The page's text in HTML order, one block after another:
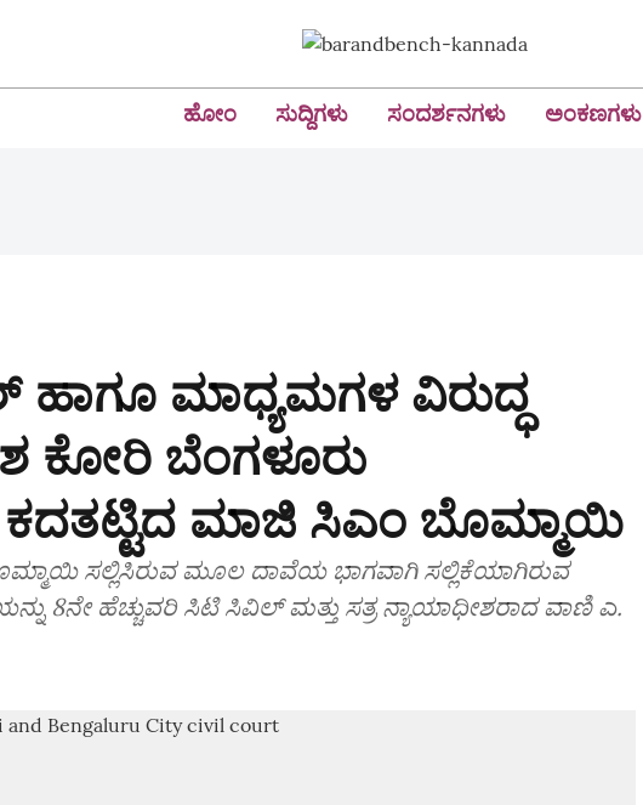
ಹೋಂ ಸುದ್ದಿಗಳು ಸಂದರ್ಶನಗಳು ಅಂಕಣಗಳು
ಹಾಗೂ ಮಾಧ್ಯಮಗಳ ವಿರುದ್ಧ
ಕೋರಿ ಬೆಂಗಳೂರು
ಮಾಜಿ ಸಿಎಂ ಬೊಮ್ಮಾಯಿ
ಸಲ್ಲಿಸಿರುವ ಮೂಲ ದಾವೆಯ ಭಾಗವಾಗಿ ಸಲ್ಲಿಕೆಯಾಗಿರುವ
8ನೇ ಹೆಚ್ಚುವರಿ ಸಿಟಿ ಸಿವಿಲ್‌ ಮತ್ತು ಸತ್ರ ನ್ಯಾಯಾಧೀಶರಾದ ವಾಣಿ ಎ.